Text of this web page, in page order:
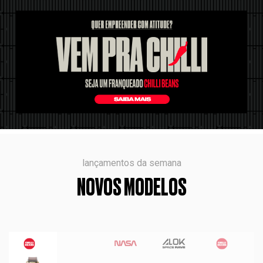
lançamentos da semana
NOVOS MODELOS